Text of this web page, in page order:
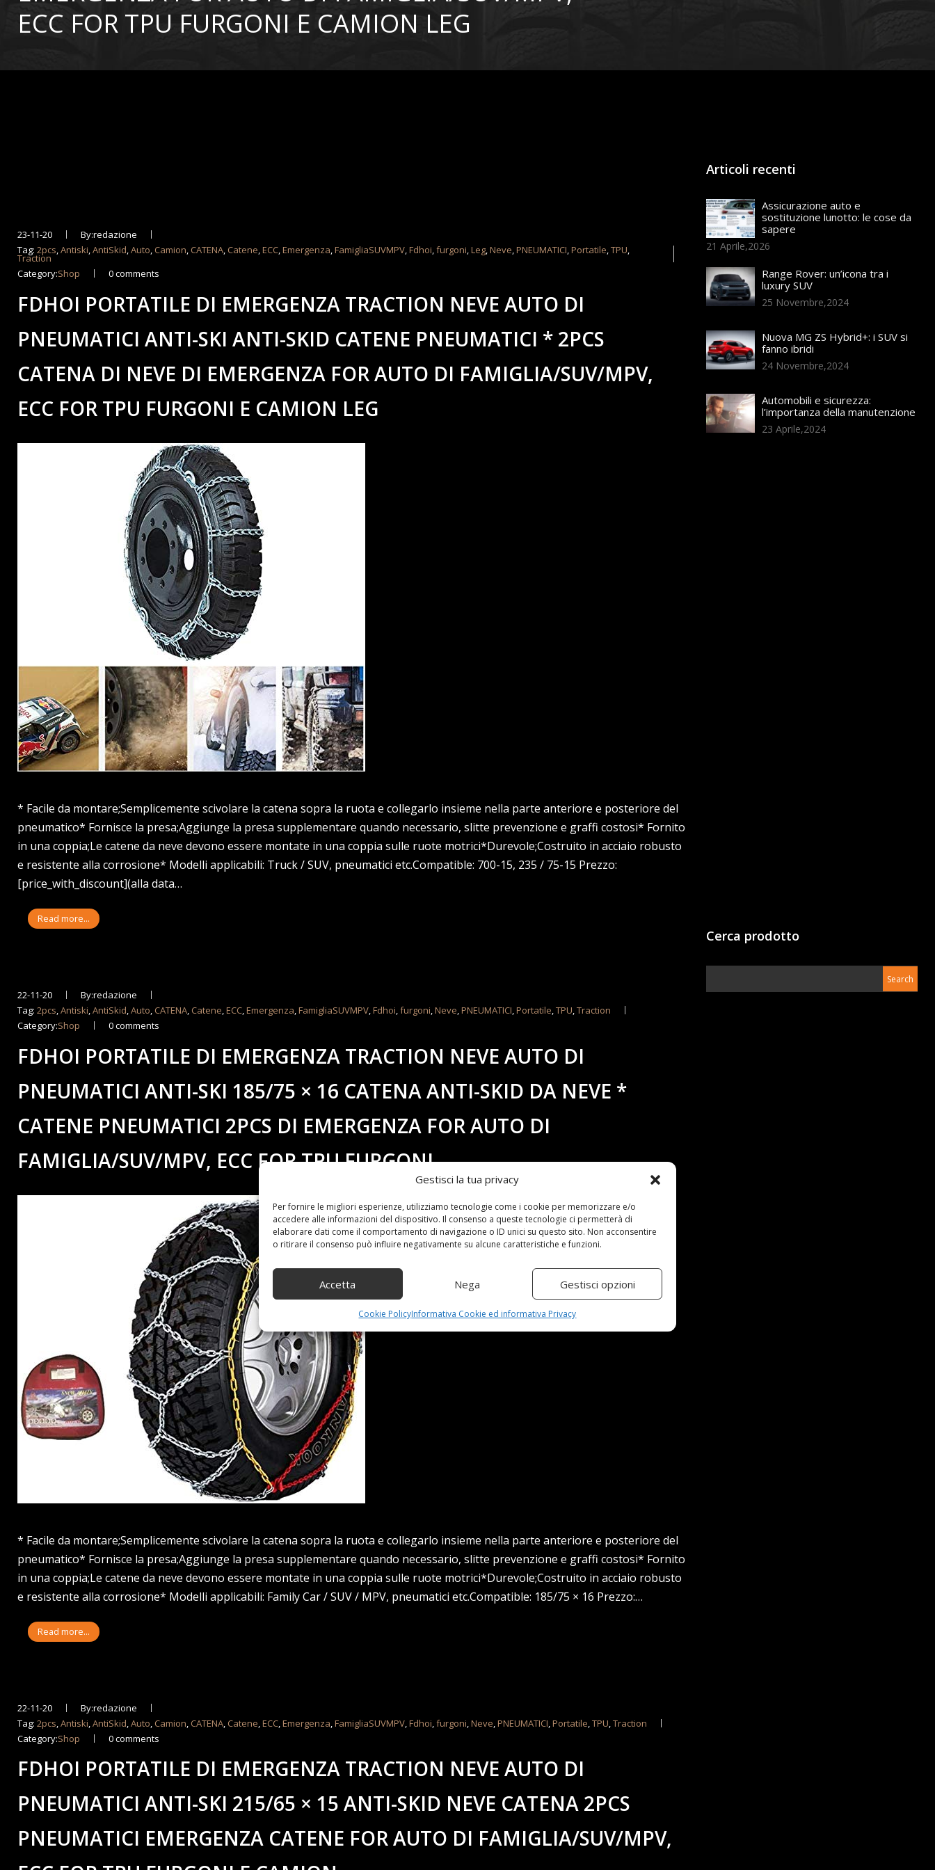
Gestisci la tua privacy
Per fornire le migliori esperienze, utilizziamo tecnologie come i cookie per memorizzare e/o
accedere alle informazioni del dispositivo. Il consenso a queste tecnologie ci permetterà di
elaborare dati come il comportamento di navigazione o ID unici su questo sito. Non acconsentire
o ritirare il consenso può influire negativamente su alcune caratteristiche e funzioni.
Accetta Nega Gestisci opzioni
Cookie PolicyInformativa Cookie ed informativa Privacy
ECC FOR TPU FURGONI E CAMION LEG
23-11-20
By:redazione
Tag:2pcs,Antiski,AntiSkid,Auto, Camion, CATENA, Catene,ECC,Emergenza,FamigliaSUVMPV,Fdhoi,furgoni,Leg,Neve,PNEUMATICI,Portatile,TPU,
Traction
Category:Shop 0 comments
FDHOI PORTATILE DI EMERGENZA TRACTION NEVE AUTO DI
PNEUMATICI ANTI-SKI ANTI-SKID CATENE PNEUMATICI * 2PCS
CATENA DI NEVE DI EMERGENZA FOR AUTO DI FAMIGLIA/SUV/MPV,
ECC FOR TPU FURGONI E CAMION LEG
* Facile da montare;Semplicemente scivolare la catena sopra la ruota e collegarlo insieme nella parte anteriore e posteriore del
pneumatico* Fornisce la presa;Aggiunge la presa supplementare quando necessario, slitte prevenzione e graffi costosi* Fornito
in una coppia;Le catene da neve devono essere montate in una coppia sulle ruote motrici*Durevole;Costruito in acciaio robusto
e resistente alla corrosione* Modelli applicabili: Truck / SUV, pneumatici etc.Compatible: 700-15, 235 / 75-15 Prezzo:
[price_with_discount](alla data…
Read more...
22-11-20
By:redazione
Tag:2pcs,Antiski,AntiSkid,Auto, CATENA, Catene,ECC,Emergenza,FamigliaSUVMPV,Fdhoi,furgoni,Neve,PNEUMATICI,Portatile,TPU,Traction
Category:Shop 0 comments
FDHOI PORTATILE DI EMERGENZA TRACTION NEVE AUTO DI
PNEUMATICI ANTI-SKI 185/75 × 16 CATENA ANTI-SKID DA NEVE *
CATENE PNEUMATICI 2PCS DI EMERGENZA FOR AUTO DI
FAMIGLIA/SUV/MPV, ECC FOR TPU FURGONI
* Facile da montare;Semplicemente scivolare la catena sopra la ruota e collegarlo insieme nella parte anteriore e posteriore del
pneumatico* Fornisce la presa;Aggiunge la presa supplementare quando necessario, slitte prevenzione e graffi costosi* Fornito
in una coppia;Le catene da neve devono essere montate in una coppia sulle ruote motrici*Durevole;Costruito in acciaio robusto
e resistente alla corrosione* Modelli applicabili: Family Car / SUV / MPV, pneumatici etc.Compatible: 185/75 × 16 Prezzo:…
Read more...
22-11-20
By:redazione
Tag:2pcs ,Antiski ,AntiSkid ,Auto Camion CATENA Catene ,ECC ,Emergenza ,FamigliaSUVMPV ,Fdhoi ,furgoni ,Neve ,PNEUMATICI ,Portatile ,TPU ,Traction
Category:Shop 0 comments
FDHOI PORTATILE DI EMERGENZA TRACTION NEVE AUTO DI
PNEUMATICI ANTI-SKI 215/65 × 15 ANTI-SKID NEVE CATENA 2PCS
PNEUMATICI EMERGENZA CATENE FOR AUTO DI FAMIGLIA/SUV/MPV,
Articoli recenti
Assicurazione auto e
sostituzione lunotto: le cose da
sapere
21 Aprile,2026
Range Rover: un’icona tra i
luxury SUV
25 Novembre,2024
Nuova MG ZS Hybrid+: i SUV si
fanno ibridi
24 Novembre,2024
Automobili e sicurezza:
l’importanza della manutenzione
23 Aprile,2024
Cerca prodotto